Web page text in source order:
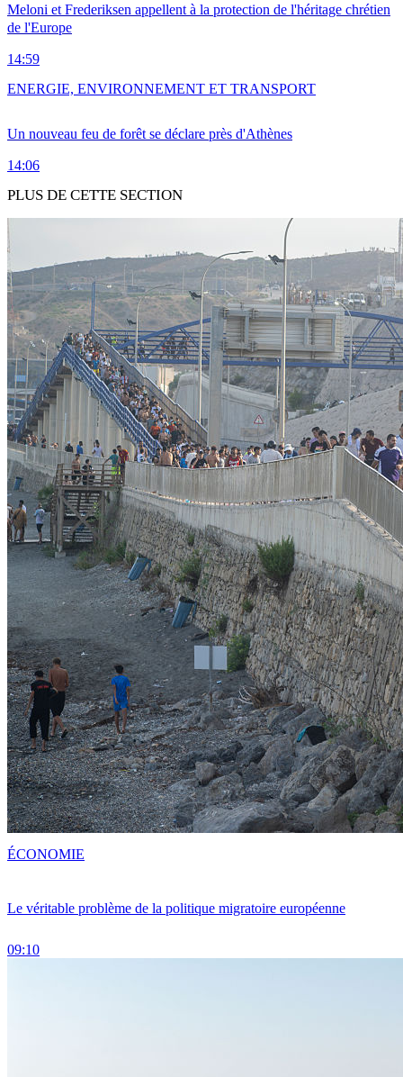
Meloni et Frederiksen appellent à la protection de l'héritage chrétien
de l'Europe
14:59
Un nouveau feu de forêt se déclare près d'Athènes
14:06
ENERGIE, ENVIRONNEMENT ET TRANSPORT
PLUS DE CETTE SECTION
Le véritable problème de la politique migratoire européenne
09:10
ÉCONOMIE